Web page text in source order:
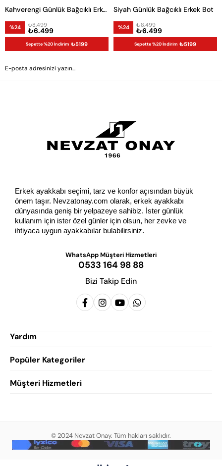
Kahverengi Günlük Bağcıklı Erkek Bot
%24 ₺6.499
₺8.499
Sepette %20 İndirim ₺5199
Siyah Günlük Bağcıklı Erkek Bot
%24 ₺6.499
₺8.499
Sepette %20 İndirim ₺5199
Erkek ayakkabı seçimi, tarz ve konfor açısından büyük
önem taşır. Nevzatonay.com olarak, erkek ayakkabı
dünyasında geniş bir yelpazeye sahibiz. İster günlük
kullanım için ister özel günler için olsun, her zevke ve
ihtiyaca uygun ayakkabılar bulabilirsiniz.
WhatsApp Müşteri Hizmetleri
0533 164 98 88
Bizi Takip Edin
Yardım
Hakkımızda
Popüler Kategoriler
Erkek Klasik Ayakkabı
Erkek Günlük Ayakkabı
Erkek Sandalet
Erkek Loafer Ayakkabı
Müşteri Hizmetleri
Mesafeli Satış Sözleşmesi
© 2024 Nevzat Onay. Tüm hakları saklıdır.